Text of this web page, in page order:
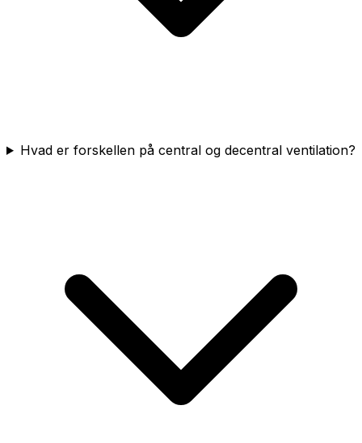
Hvad er forskellen på central og decentral ventilation?